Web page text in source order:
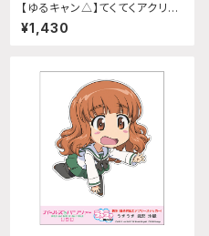
【ゆるキャン△】てくてくアクリル
スタンド(『SEASON3』斉藤 恵
那)
¥1,430